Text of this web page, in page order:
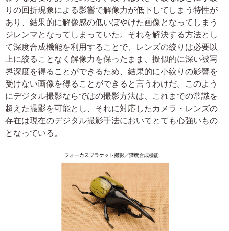
りの回折現象による影響で解像力が低下してしまう特性が
あり、結果的に解像感の低いぼやけた画像となってしまう
ジレンマとなってしまっていた。それを解決する方法とし
て深度合成機能を利用することで、レンズの絞りは必要以
上に絞ることなく解像力を保ったまま、擬似的に深い被写
界深度を得ることができるため、結果的に小絞りの影響を
受けない画像を得ることができると言うわけだ。このよう
にデジタル撮影ならではの撮影方法は、これまでの常識を
超えた撮影を可能とし、それに対応したカメラ・レンズの
存在は現在のデジタル撮影手法においてとても心強いもの
となっている。